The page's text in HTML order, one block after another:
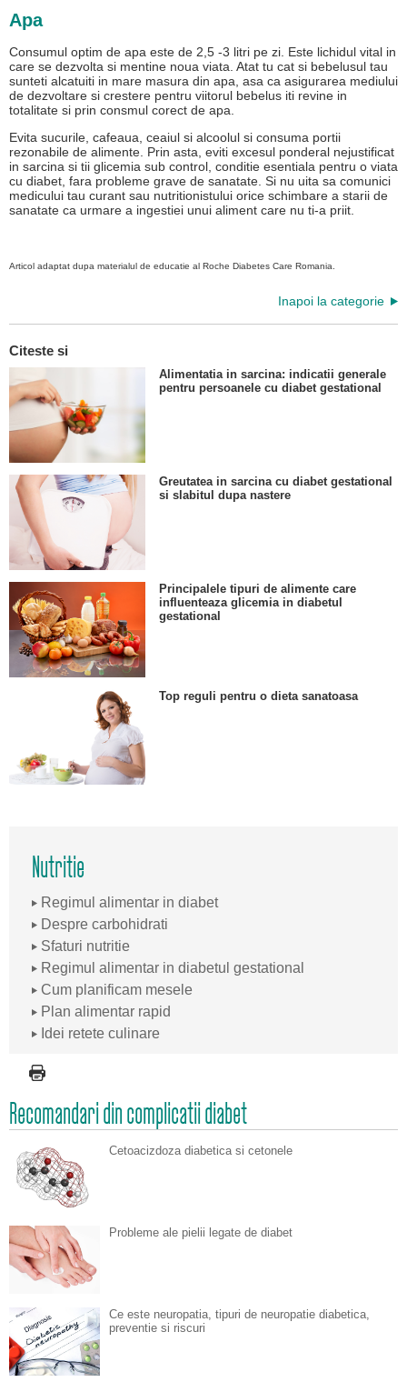
Apa
Consumul optim de apa este de 2,5 -3 litri pe zi. Este lichidul vital in
care se dezvolta si mentine noua viata. Atat tu cat si bebelusul tau
sunteti alcatuiti in mare masura din apa, asa ca asigurarea mediului
de dezvoltare si crestere pentru viitorul bebelus iti revine in
totalitate si prin consmul corect de apa.
Evita sucurile, cafeaua, ceaiul si alcoolul si consuma portii
rezonabile de alimente. Prin asta, eviti excesul ponderal nejustificat
in sarcina si tii glicemia sub control, conditie esentiala pentru o viata
cu diabet, fara probleme grave de sanatate. Si nu uita sa comunici
medicului tau curant sau nutritionistului orice schimbare a starii de
sanatate ca urmare a ingestiei unui aliment care nu ti-a priit.
Articol adaptat dupa materialul de educatie al Roche Diabetes Care Romania.
Inapoi la categorie
Citeste si
Alimentatia in sarcina: indicatii generale
pentru persoanele cu diabet gestational
Greutatea in sarcina cu diabet gestational
si slabitul dupa nastere
Principalele tipuri de alimente care
influenteaza glicemia in diabetul
gestational
Top reguli pentru o dieta sanatoasa
Nutritie
Regimul alimentar in diabet
Despre carbohidrati
Sfaturi nutritie
Regimul alimentar in diabetul gestational
Cum planificam mesele
Plan alimentar rapid
Idei retete culinare
Recomandari din complicatii diabet
Cetoacizdoza diabetica si cetonele
Probleme ale pielii legate de diabet
Ce este neuropatia, tipuri de neuropatie diabetica,
preventie si riscuri